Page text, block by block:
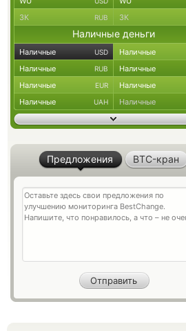
ЗК RUB ЗК
Наличные деньги
Наличные USD Наличные
Наличные RUB Наличные
Наличные EUR Наличные
Наличные UAH Наличные
Предложения BTC-кран